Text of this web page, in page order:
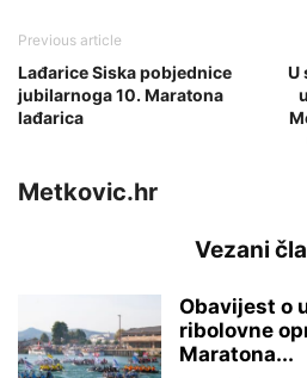
Previous article
Lađarice Siska pobjednice
jubilarnoga 10. Maratona
lađarica
U
Metkovic.hr
Vezani
Obavijest o
ribolovne
Maratona...